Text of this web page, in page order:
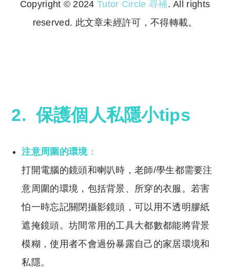
Copyright © 2024 Tutor Circle 尋補. All rights
reserved. 此文章未經許可，不得轉載。
2. 保護個人私隱小tips
注意周圍的環境：
打開電腦的鏡頭和喇叭時，老師/學生都需要注
意周圍的環境，包括背景、所穿的衣服。若害
怕一時忘記關閉攝影鏡頭，可以用不透明膠紙
遮掩鏡頭。坊間常用的工具大都數都能將背景
模糊，使用者不會過份暴露自己的家居環境和
私隱。